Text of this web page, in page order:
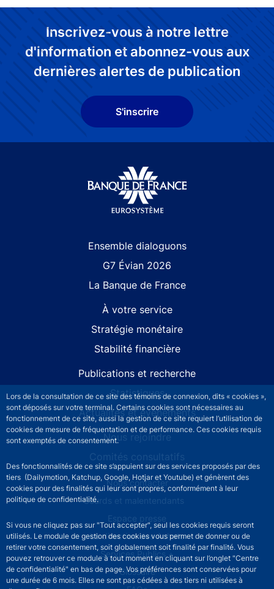
Lors de la consultation de ce site des témoins de connexion, dits « cookies »,
sont déposés sur votre terminal. Certains cookies sont nécessaires au
fonctionnement de ce site, aussi la gestion de ce site requiert l’utilisation de
cookies de mesure de fréquentation et de performance. Ces cookies requis
sont exemptés de consentement.
Des fonctionnalités de ce site s’appuient sur des services proposés par des
tiers (Dailymotion, Katchup, Google, Hotjar et Youtube) et génèrent des
cookies pour des finalités qui leur sont propres, conformément à leur
politique de confidentialité.
Si vous ne cliquez pas sur "Tout accepter", seul les cookies requis seront
utilisés. Le module de gestion des cookies vous permet de donner ou de
retirer votre consentement, soit globalement soit finalité par finalité. Vous
pouvez retrouver ce module à tout moment en cliquant sur l’onglet "Centre
de confidentialité" en bas de page. Vos préférences sont conservées pour
une durée de 6 mois. Elles ne sont pas cédées à des tiers ni utilisées à
Inscrivez-vous à notre lettre
d'information et abonnez-vous aux
dernières alertes de publication
S'inscrire
Ensemble dialoguons
G7 Évian 2026
La Banque de France
À votre service
Stratégie monétaire
Stabilité financière
Publications et recherche
Statistiques
Actualités et événements
Nous rejoindre
Comités consultatifs
Footer secondary menuNous contacter
Sourds et malentendants
Espace presse
La direction des Achats
Services Publics +
Glossaire